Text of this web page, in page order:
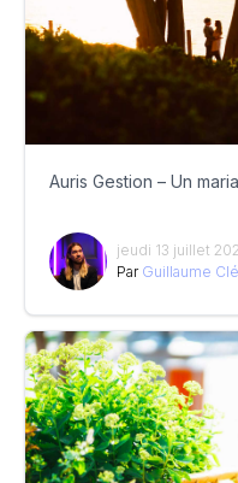
Auris Gestion – Un
jeudi 13 juillet
Par Guillaume